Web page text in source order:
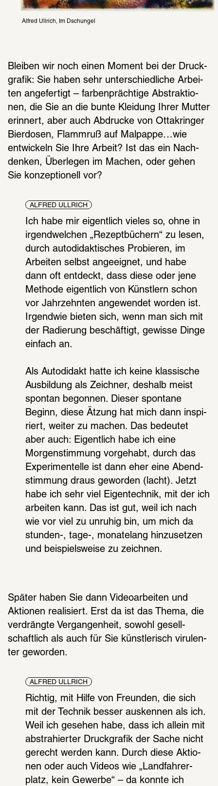
Alfred Ullrich, Im Dschungel
Blei­ben wir noch einen Moment bei der Druck­
gra­fik: Sie haben sehr unter­schied­li­che Arbei­
ten ange­fer­tigt – farben­präch­tige Abstrak­tio­
nen, die Sie an die bunte Klei­dung Ihrer Mutter
erin­nert, aber auch Abdru­cke von Otta­krin­ger
Bier­do­sen, Flamm­ruß auf Malpappe…wie
entwi­ckeln Sie Ihre Arbeit? Ist das ein Nach­
den­ken, Über­le­gen im Machen, oder gehen
Sie konzep­tio­nell vor?
ALFRED ULLRICH
Ich habe mir eigent­lich vieles so, ohne in
irgend­wel­chen „Rezept­bü­chern“ zu lesen,
durch auto­di­dak­ti­sches Probie­ren, im
Arbei­ten selbst ange­eig­net, und habe
dann oft entdeckt, dass diese oder jene
Methode eigent­lich von Künst­lern schon
vor Jahr­zehn­ten ange­wen­det worden ist.
Irgend­wie bieten sich, wenn man sich mit
der Radie­rung beschäf­tigt, gewisse Dinge
einfach an.
Als Auto­di­dakt hatte ich keine klas­si­sche
Ausbil­dung als Zeich­ner, deshalb meist
spon­tan begon­nen. Dieser spon­tane
Beginn, diese Ätzung hat mich dann inspi­
riert, weiter zu machen. Das bedeu­tet
aber auch: Eigent­lich habe ich eine
Morgen­stim­mung vorge­habt, durch das
Expe­ri­men­telle ist dann eher eine Abend­
stim­mung draus gewor­den (lacht). Jetzt
habe ich sehr viel Eigen­tech­nik, mit der ich
arbei­ten kann. Das ist gut, weil ich nach
wie vor viel zu unru­hig bin, um mich da
stun­den-, tage-, mona­te­lang hinzu­set­zen
und beispiels­weise zu zeich­nen.
Später haben Sie dann Video­ar­bei­ten und
Aktio­nen reali­siert. Erst da ist das Thema, die
verdrängte Vergan­gen­heit, sowohl gesell­
schaft­lich als auch für Sie künst­le­risch viru­len­
ter gewor­den.
ALFRED ULLRICH
Rich­tig, mit Hilfe von Freun­den, die sich
mit der Tech­nik besser ausken­nen als ich.
Weil ich gese­hen habe, dass ich allein mit
abstra­hier­ter Druck­gra­fik der Sache nicht
gerecht werden kann. Durch diese Aktio­
nen oder auch Videos wie „Land­fah­rer­
platz, kein Gewerbe“ – da konnte ich